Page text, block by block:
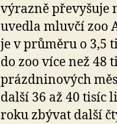
výrazně převyšuje
uvedla mluvčí zoo
je v průměru o 3,5
do zoo více než 48
prázdninových
další 36 až 40 tisíc
roku zbývat další